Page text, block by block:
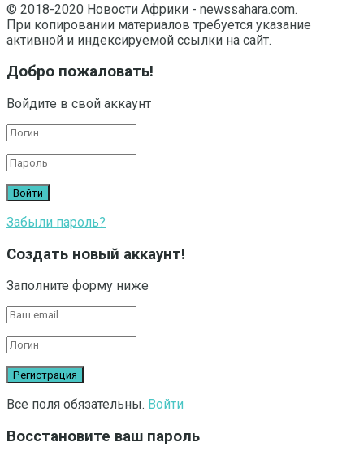
© 2018-2020 Новости Африки - newssahara.com.
При копировании материалов требуется указание
активной и индексируемой ссылки на сайт.
Добро пожаловать!
Войдите в свой аккаунт
Забыли пароль?
Создать новый аккаунт!
Заполните форму ниже
Все поля обязательны. Войти
Восстановите ваш пароль